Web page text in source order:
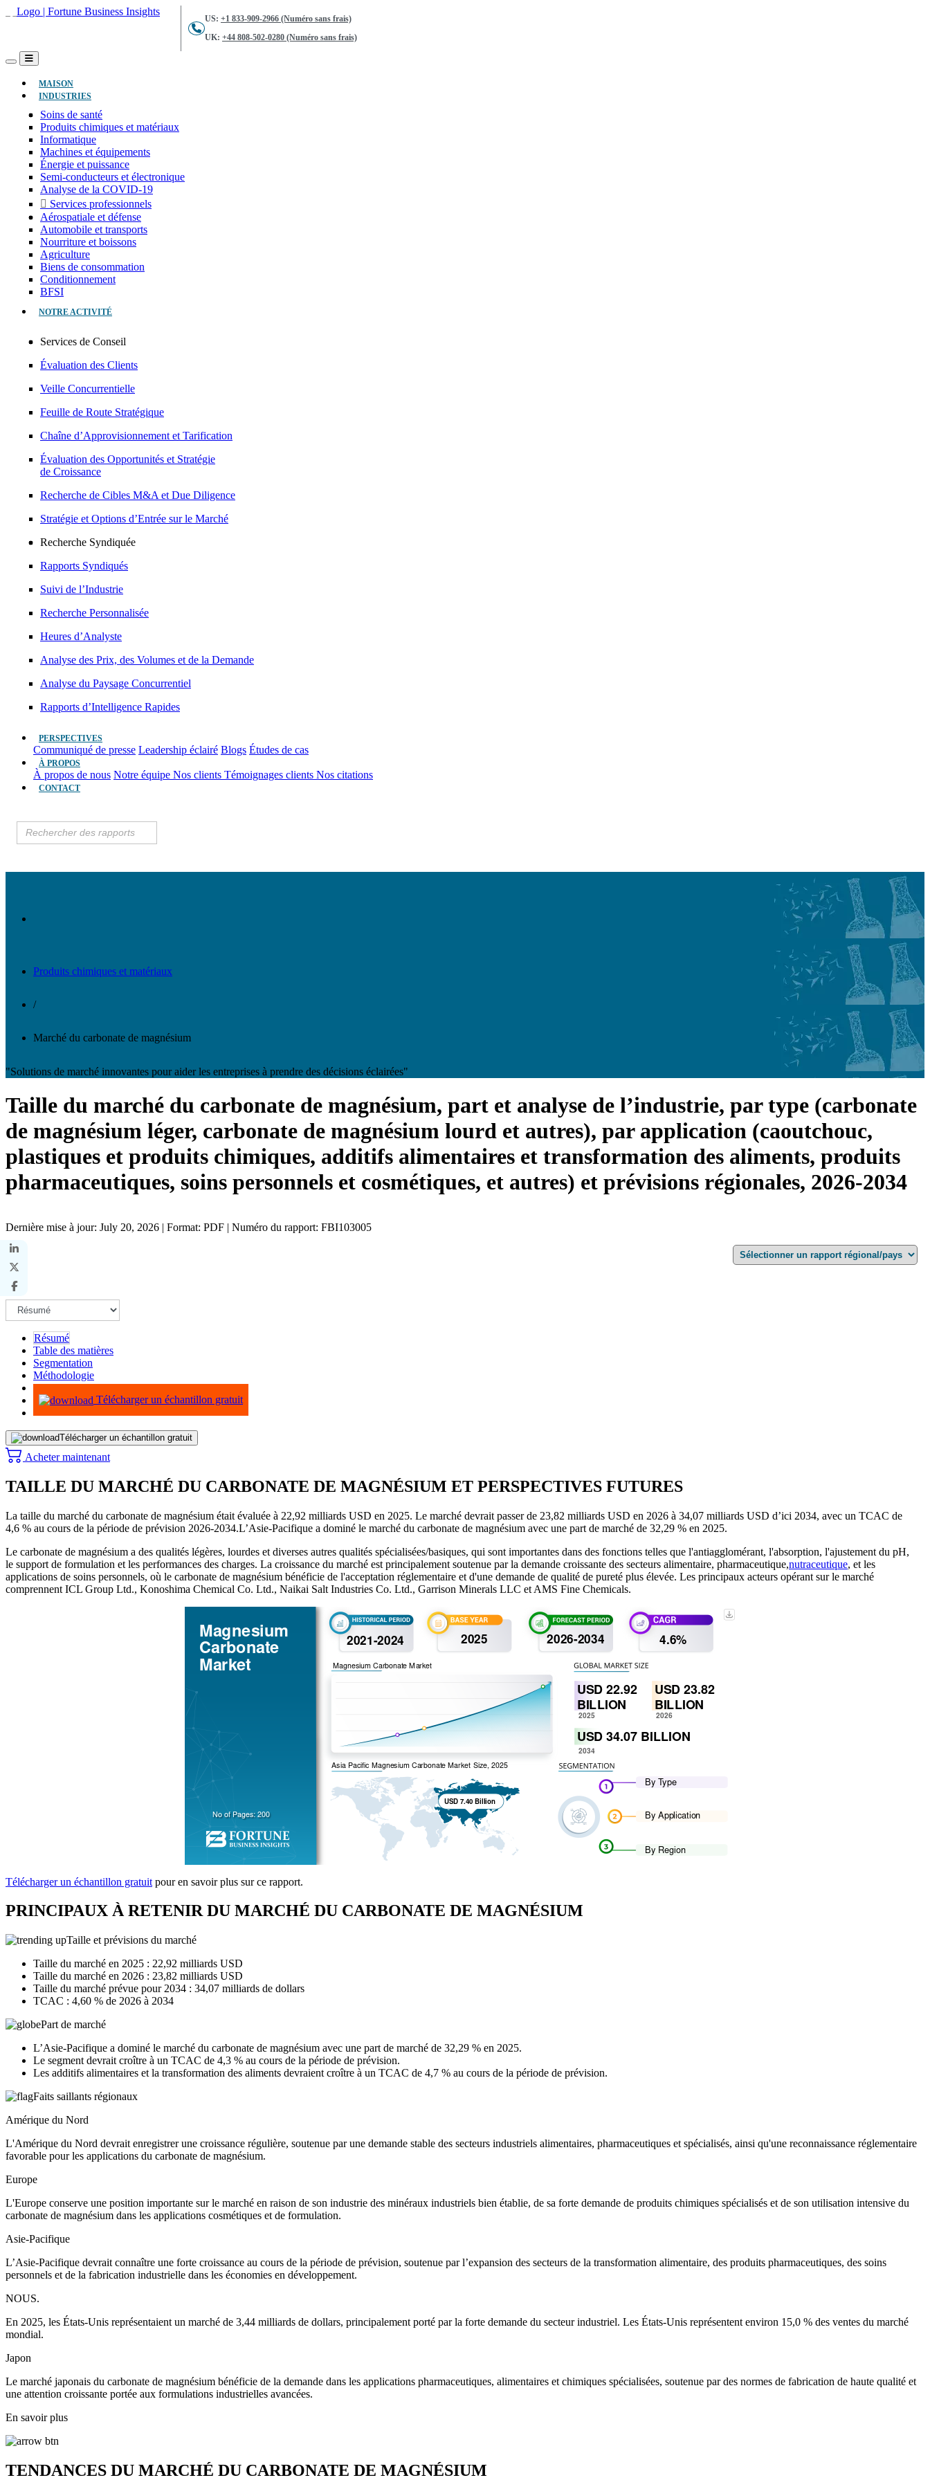
US: +1 833-909-2966 (Numéro sans frais)
UK: +44 808-502-0280 (Numéro sans frais)
MAISON(ACTUEL)
INDUSTRIES
Soins de santé
Produits chimiques et matériaux
Informatique
Machines et équipements
Énergie et puissance
Semi-conducteurs et électronique
Analyse de la COVID-19
Services professionnels
Aérospatiale et défense
Automobile et transports
Nourriture et boissons
Agriculture
Biens de consommation
Conditionnement
BFSI
NOTRE ACTIVITÉ
Services de Conseil
Évaluation des Clients
Veille Concurrentielle
Feuille de Route Stratégique
Chaîne d’Approvisionnement et Tarification
Évaluation des Opportunités et Stratégie
de Croissance
Recherche de Cibles M&A et Due Diligence
Stratégie et Options d’Entrée sur le Marché
Recherche Syndiquée
Rapports Syndiqués
Suivi de l’Industrie
Recherche Personnalisée
Heures d’Analyste
Analyse des Prix, des Volumes et de la Demande
Analyse du Paysage Concurrentiel
Rapports d’Intelligence Rapides
PERSPECTIVES
Communiqué de presse Leadership éclairé Blogs Études de cas
À PROPOS
À propos de nous Notre équipe Nos clients Témoignages clients Nos citations
CONTACT
Produits chimiques et matériaux
/
Marché du carbonate de magnésium
"Solutions de marché innovantes pour aider les entreprises à prendre des décisions éclairées"
Taille du marché du carbonate de magnésium, part et analyse de l’industrie, par type (carbonate
de magnésium léger, carbonate de magnésium lourd et autres), par application (caoutchouc,
plastiques et produits chimiques, additifs alimentaires et transformation des aliments, produits
pharmaceutiques, soins personnels et cosmétiques, et autres) et prévisions régionales, 2026-2034
Dernière mise à jour: July 20, 2026 | Format: PDF | Numéro du rapport: FBI103005
Résumé
Table des matières
Segmentation
Méthodologie
Infographie
Télécharger un échantillon gratuit
Télécharger un échantillon gratuit
Acheter maintenant
TAILLE DU MARCHÉ DU CARBONATE DE MAGNÉSIUM ET PERSPECTIVES FUTURES
La taille du marché du carbonate de magnésium était évaluée à 22,92 milliards USD en 2025. Le marché devrait passer de 23,82 milliards USD en 2026 à 34,07 milliards USD d’ici 2034, avec un TCAC de
4,6 % au cours de la période de prévision 2026-2034.L’Asie-Pacifique a dominé le marché du carbonate de magnésium avec une part de marché de 32,29 % en 2025.
Le carbonate de magnésium a des qualités légères, lourdes et diverses autres qualités spécialisées/basiques, qui sont importantes dans des fonctions telles que l'antiagglomérant, l'absorption, l'ajustement du pH,
le support de formulation et les performances des charges. La croissance du marché est principalement soutenue par la demande croissante des secteurs alimentaire, pharmaceutique,nutraceutique, et les
applications de soins personnels, où le carbonate de magnésium bénéficie de l'acceptation réglementaire et d'une demande de qualité de pureté plus élevée. Les principaux acteurs opérant sur le marché
comprennent ICL Group Ltd., Konoshima Chemical Co. Ltd., Naikai Salt Industries Co. Ltd., Garrison Minerals LLC et AMS Fine Chemicals.
Télécharger un échantillon gratuit pour en savoir plus sur ce rapport.
PRINCIPAUX À RETENIR DU MARCHÉ DU CARBONATE DE MAGNÉSIUM
Taille et prévisions du marché
Taille du marché en 2025 : 22,92 milliards USD
Taille du marché en 2026 : 23,82 milliards USD
Taille du marché prévue pour 2034 : 34,07 milliards de dollars
TCAC : 4,60 % de 2026 à 2034
Part de marché
L’Asie-Pacifique a dominé le marché du carbonate de magnésium avec une part de marché de 32,29 % en 2025.
Le segment devrait croître à un TCAC de 4,3 % au cours de la période de prévision.
Les additifs alimentaires et la transformation des aliments devraient croître à un TCAC de 4,7 % au cours de la période de prévision.
Faits saillants régionaux
Amérique du Nord
L'Amérique du Nord devrait enregistrer une croissance régulière, soutenue par une demande stable des secteurs industriels alimentaires, pharmaceutiques et spécialisés, ainsi qu'une reconnaissance réglementaire
favorable pour les applications du carbonate de magnésium.
Europe
L'Europe conserve une position importante sur le marché en raison de son industrie des minéraux industriels bien établie, de sa forte demande de produits chimiques spécialisés et de son utilisation intensive du
carbonate de magnésium dans les applications cosmétiques et de formulation.
Asie-Pacifique
L’Asie-Pacifique devrait connaître une forte croissance au cours de la période de prévision, soutenue par l’expansion des secteurs de la transformation alimentaire, des produits pharmaceutiques, des soins
personnels et de la fabrication industrielle dans les économies en développement.
NOUS.
En 2025, les États-Unis représentaient un marché de 3,44 milliards de dollars, principalement porté par la forte demande du secteur industriel. Les États-Unis représentent environ 15,0 % des ventes du marché
mondial.
Japon
Le marché japonais du carbonate de magnésium bénéficie de la demande dans les applications pharmaceutiques, alimentaires et chimiques spécialisées, soutenue par des normes de fabrication de haute qualité et
une attention croissante portée aux formulations industrielles avancées.
En savoir plus
TENDANCES DU MARCHÉ DU CARBONATE DE MAGNÉSIUM